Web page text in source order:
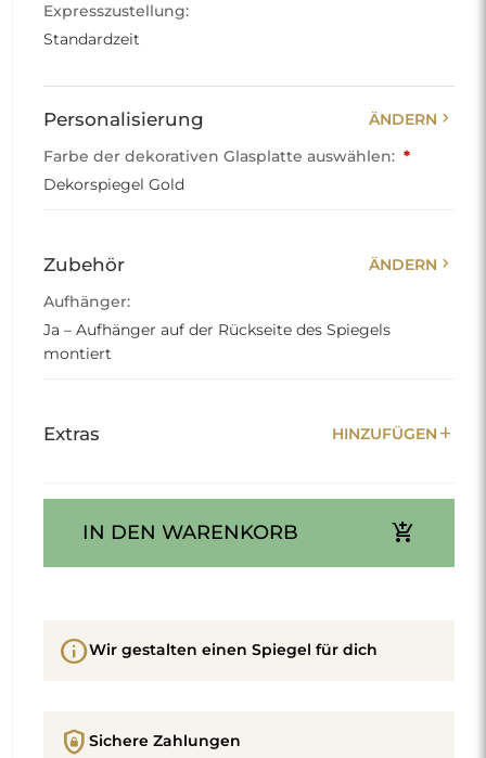
Expresszustellung:
Standardzeit
Personalisierung ÄNDERN chevron_right
Farbe der dekorativen Glasplatte auswählen: *
Dekorspiegel Gold
Zubehör ÄNDERN chevron_right
Aufhänger:
Ja – Aufhänger auf der Rückseite des Spiegels
montiert
Extras HINZUFÜGEN add
IN DEN WARENKORB add_shopping_cart
infoWir gestalten einen Spiegel für dich
shield_lock Sichere Zahlungen